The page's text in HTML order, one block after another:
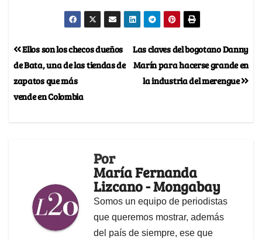
Las claves del bogotano Danny
Marín para hacerse grande en
la industria del merengue
Ellos son los checos dueños
de Bata, una de las tiendas de
zapatos que más
vende en Colombia
Por
María Fernanda
Lizcano - Mongabay
Somos un equipo de periodistas
que queremos mostrar, además
del país de siempre, ese que